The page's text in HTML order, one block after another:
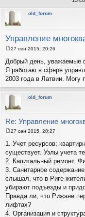
old_forum
Управление
о
б
щ
е
н
и
27 сен 2015, 20:26
Добрый день, уважаемые
Я работаю в сфере
2003 года в Латвии. Могу
old_forum
Re: Управление
о
о
б
щ
е
н
е
27 сен 2015, 20:27
1. Учет ресурсов:
существует. Узлы учета
2. Капитальный ремонт.
3. Санитарное
слышал, что в Риге
убирают подъезды и
Правда ли, что Рижане
лифтах?
4. Организация и